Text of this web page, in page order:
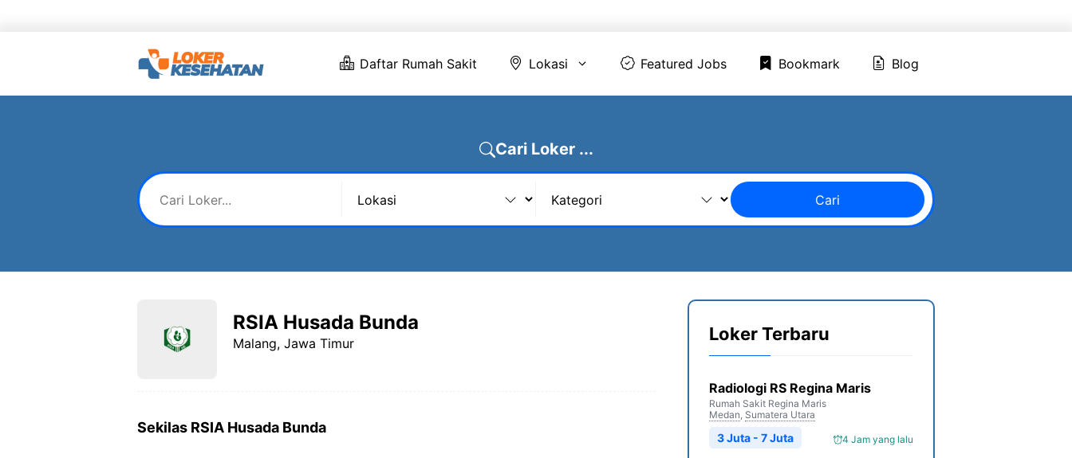
Daftar Rumah Sakit Lokasi Featured Jobs Bookmark Blog
Cari Loker ...
Cari
RSIA Husada Bunda
Malang, Jawa Timur
Sekilas RSIA Husada Bunda
Loker Terbaru
Radiologi RS Regina Maris
Rumah Sakit Regina Maris
Medan, Sumatera Utara
4 Jam yang lalu
3 Juta - 7 Juta